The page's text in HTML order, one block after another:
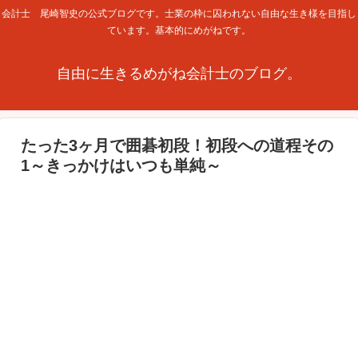
会計士 尾崎智史の公式ブログです。士業の枠に囚われない自由な生き様を目指し
ています。基本的にめがねです。
自由に生きるめがね会計士のブログ。
たった3ヶ月で囲碁初段！初段への道程その
1～きっかけはいつも単純～